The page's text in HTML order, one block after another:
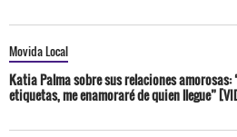
Movida Local
Katia Palma sobre sus relaciones amorosas:
etiquetas, me enamoraré de quien llegue”